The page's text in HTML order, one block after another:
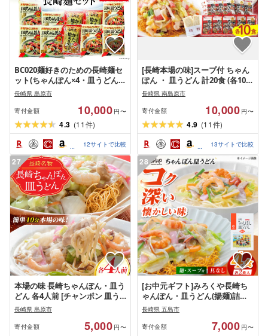
BC020麺好きのための長崎麺セ
ット(ちゃんぽん×4・皿うどん
×3・かた焼きそば×3)
長崎県 島原市
寄付金額 10,000 円〜
4.3 (11件)
12サイトで比較
[長崎本場の味]スープ付 ちゃん
ぽん ・ 皿うどん 計20食 (各10
食) / ちゃんぽん チャンポン 長
崎 スープ 乾麺 皿うどん スープ
麺 / 南島原市 / こじま製麺
長崎県 南島原市
寄付金額 10,000 円〜
4.9 (11件)
13サイトで比較
27
本場の味 長崎ちゃんぽん・皿う
どん 各4人前 [チャンポン 皿う
どん 長崎名物 詰め合わせ セッ
ト 麺類 長崎県 島原市 送料無料]
長崎県 島原市
寄付金額 5,000 円〜
28
[お中元ギフト]みろくや長崎ち
ゃんぽん・皿うどん(揚麺)詰合
せ(各2食)[C-12] 常温 五島市 / み
ろく屋 [PFK007] 麺 スープ付き
簡単 調理 お取り寄せ
長崎県 五島市
寄付金額 7,000 円〜